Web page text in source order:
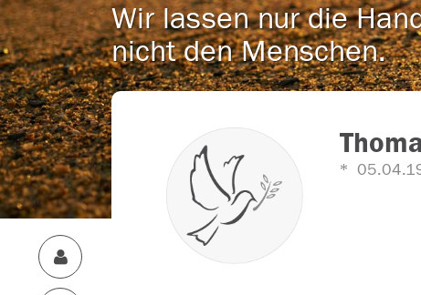
Wir lassen nur die
nicht den Menschen.